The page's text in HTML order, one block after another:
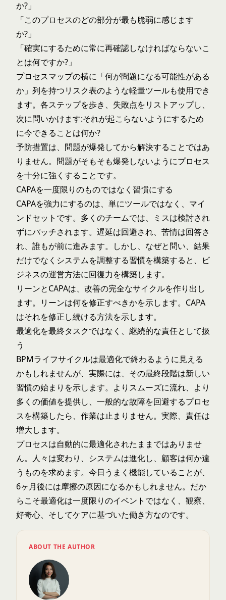
か?」
「このプロセスのどの部分が最も脆弱に感じます
か?」
「確実にするために常に再確認しなければならないこ
とは何ですか?」
プロセスマップの横に「何が問題になる可能性がある
か」列を持つリスク表のような軽量ツールも使用でき
ます。各ステップを歩き、失敗点をリストアップし、
次に問いかけます:それが起こらないようにするため
に今できることは何か?
予防措置は、問題が爆発してから解決することではあ
りません。問題がそもそも爆発しないようにプロセス
を十分に強くすることです。
CAPAを一度限りのものではなく習慣にする
CAPAを強力にするのは、単にツールではなく、マイ
ンドセットです。多くのチームでは、ミスは検討され
ずにパッチされます。遅延は回避され、苦情は回答さ
れ、誰もが前に進みます。しかし、なぜと問い、結果
だけでなくシステムを調整する習慣を構築すると、ビ
ジネスの運営方法に回復力を構築します。
リーンとCAPAは、改善の完全なサイクルを作り出し
ます。リーンは何を修正すべきかを示します。CAPA
はそれを修正し続ける方法を示します。
最適化を最終タスクではなく、継続的な責任として扱
う
BPMライフサイクルは最適化で終わるように見える
かもしれませんが、実際には、その最終段階は新しい
習慣の始まりを示します。よりスムーズに流れ、より
多くの価値を提供し、一般的な故障を回避するプロセ
スを構築したら、作業は止まりません。実際、責任は
増大します。
プロセスは自動的に最適化されたままではありませ
ん。人々は変わり、システムは進化し、顧客は何か違
うものを求めます。今日うまく機能していることが、
6ヶ月後には摩擦の原因になるかもしれません。だか
らこそ最適化は一度限りのイベントではなく、観察、
好奇心、そしてケアに基づいた働き方なのです。
ABOUT THE AUTHOR